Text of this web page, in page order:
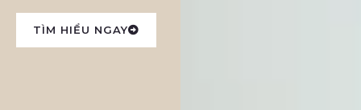
TÌM HIỂU NGAY